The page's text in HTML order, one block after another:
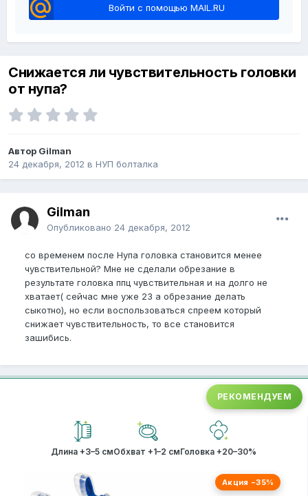
Войти с помощью MAIL.RU
Снижается ли чувствительность головки
от нупа?
Автор Gilman
24 декабря, 2012 в НУП болталка
Gilman
Опубликовано 24 декабря, 2012
со временем после Нупа головка становится менее
чувствительной? Мне не сделали обрезание в
результате головка ппц чувствительная и на долго не
хватает( сейчас мне уже 23 а обрезание делать
сыкотно), но если воспользоваться спреем который
снижает чувствительность, то все становится
зашибись.
РЕКОМЕНДУЕМ
Длина +3–5 смОбхват +1–2 смГоловка +20–30%
Акция −35%